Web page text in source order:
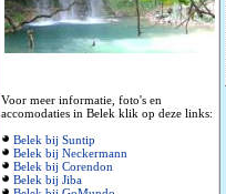
Voor meer informatie, foto's en
accomodaties in Belek klik op deze links:
Belek bij Suntip
Belek bij Neckermann
Belek bij Corendon
Belek bij Jiba